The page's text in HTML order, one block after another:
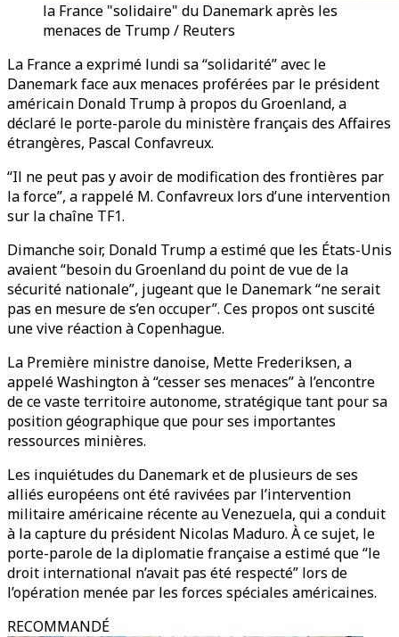
la France "solidaire" du Danemark après les
menaces de Trump / Reuters
La France a exprimé lundi sa “solidarité” avec le
Danemark face aux menaces proférées par le président
américain Donald Trump à propos du Groenland, a
déclaré le porte-parole du ministère français des Affaires
étrangères, Pascal Confavreux.
“Il ne peut pas y avoir de modification des frontières par
la force”, a rappelé M. Confavreux lors d’une intervention
sur la chaîne TF1.
Dimanche soir, Donald Trump a estimé que les États-Unis
avaient “besoin du Groenland du point de vue de la
sécurité nationale”, jugeant que le Danemark “ne serait
pas en mesure de s’en occuper”. Ces propos ont suscité
une vive réaction à Copenhague.
La Première ministre danoise, Mette Frederiksen, a
appelé Washington à “cesser ses menaces” à l’encontre
de ce vaste territoire autonome, stratégique tant pour sa
position géographique que pour ses importantes
ressources minières.
Les inquiétudes du Danemark et de plusieurs de ses
alliés européens ont été ravivées par l’intervention
militaire américaine récente au Venezuela, qui a conduit
à la capture du président Nicolas Maduro. À ce sujet, le
porte-parole de la diplomatie française a estimé que “le
droit international n’avait pas été respecté” lors de
l’opération menée par les forces spéciales américaines.
RECOMMANDÉ